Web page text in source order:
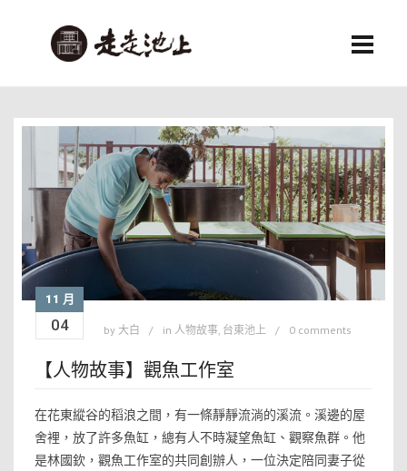
11 月
04 by 大白 in 人物故事, 台東池上 0 comments
【人物故事】觀魚工作室
在花東縱谷的稻浪之間，有一條靜靜流淌的溪流。溪邊的屋
舍裡，放了許多魚缸，總有人不時凝望魚缸、觀察魚群。他
是林國欽，觀魚工作室的共同創辦人，一位決定陪同妻子從